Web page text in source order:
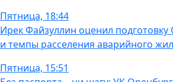
Пятница, 18:44
Ирек Файзуллин оценил
и темпы расселения аварийного
Пятница, 15:51